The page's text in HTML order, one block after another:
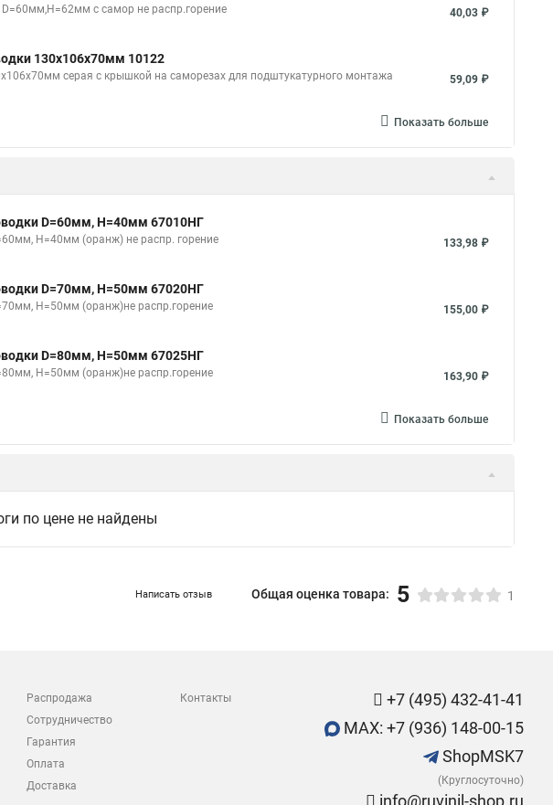
с самор не распр.горение 40,03 ₽
130х106х70мм 10122
серая с крышкой на саморезах для подштукатурного монтажа 59,09 ₽
Показать больше
D=60мм, Н=40мм 67010НГ
Н=40мм (оранж) не распр. горение 133,98 ₽
D=70мм, Н=50мм 67020НГ
Н=50мм (оранж)не распр.горение 155,00 ₽
D=80мм, Н=50мм 67025НГ
Н=50мм (оранж)не распр.горение 163,90 ₽
Показать больше
по цене не найдены
Написать отзыв Общая оценка товара: 5 1
Распродажа
Сотрудничество
Гарантия
Оплата
Доставка
Контакты
+7 (495) 432-41-41
MAX: +7 (936) 148-00-15
ShopMSK7
(Круглосуточно)
info@ruvinil-shop.ru